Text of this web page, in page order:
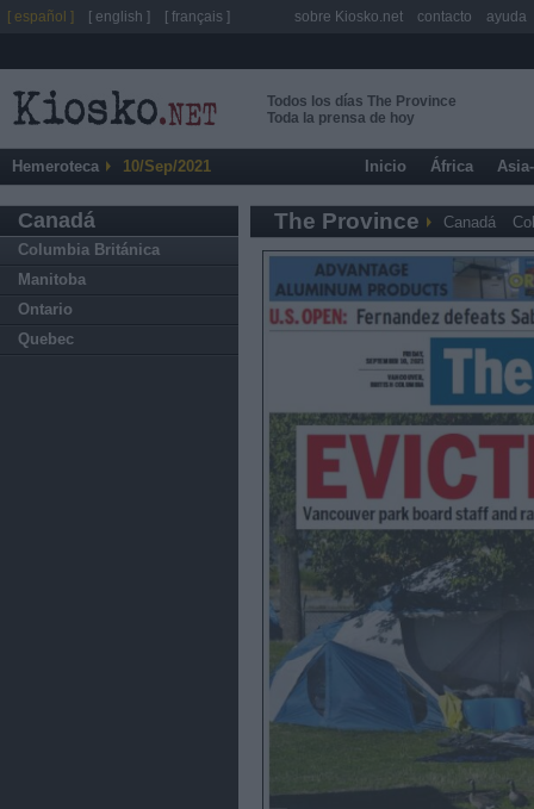
Todos los días The Province
Toda la prensa de hoy
Hemeroteca 10/Sep/2021 Inicio África
Canadá
Columbia Británica
Manitoba
Ontario
Quebec
The Province Canadá
[ español ] [ english ] [ français ] sobre Kiosko.net contacto ayuda